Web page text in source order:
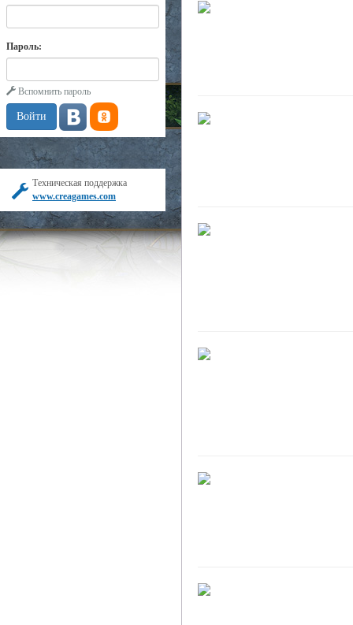
Пароль:
Вспомнить пароль
Техническая поддержка
www.creagames.com